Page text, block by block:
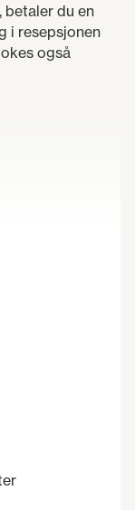
du en
i resepsjonen
også